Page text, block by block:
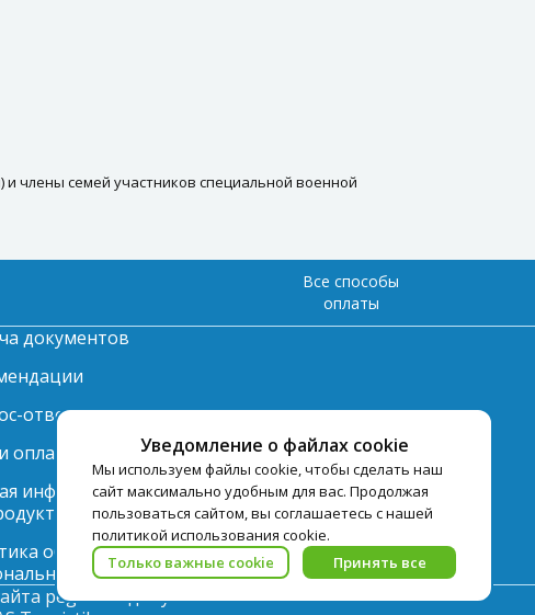
и члены семей участников специальной военной
Уведомление о файлах cookie
Мы используем файлы cookie, чтобы сделать наш
сайт максимально удобным для вас. Продолжая
пользоваться сайтом, вы соглашаетесь с нашей
политикой использования cookie.
Только важные cookie
Принять все
Все способы
оплаты
документов
ответ
оплата
информация по
обработки
данных
pegast.ru допускается только с